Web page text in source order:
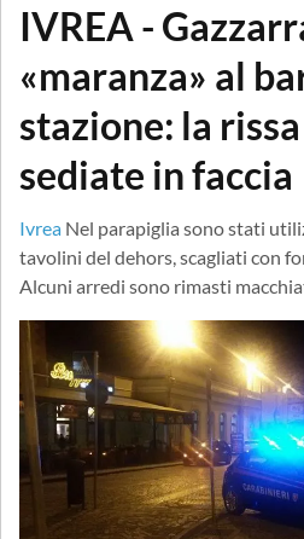
IVREA -
«maranza» al
stazione: la
sediate in faccia
Ivrea Nel parapiglia sono stati
tavolini del dehors, scagliati con
Alcuni arredi sono rimasti